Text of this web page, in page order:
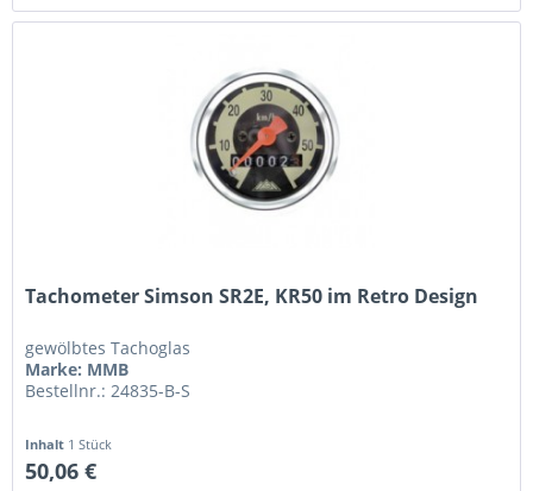
Tachometer Simson SR2E, KR50 im Retro Design
gewölbtes Tachoglas
Marke: MMB
Bestellnr.: 24835-B-S
Inhalt 1 Stück
50,06 €